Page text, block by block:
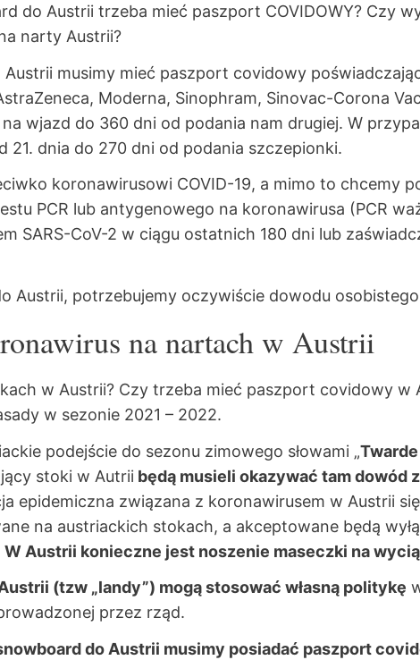
do Austrii trzeba mieć paszport COVIDOWY? Czy
narty Austrii?
musimy mieć paszport covidowy
Moderna, Sinophram, Sinovac-Corona
wjazd do 360 dni od podania nam drugiej. W
dnia do 270 dni od podania szczepionki.
koronawirusowi COVID-19, a mimo to chcemy
PCR lub antygenowego na koronawirusa (PCR
SARS-CoV-2 w ciągu ostatnich 180 dni lub
Austrii, potrzebujemy oczywiście dowodu
na nartach w Austrii
w Austrii? Czy trzeba mieć paszport covidowy w
w sezonie 2021 – 2022.
podejście do sezonu zimowego słowami „
stoki w Autrii będą musieli okazywać tam dowód
epidemiczna związana z koronawirusem w Austrii
na austriackich stokach, a akceptowane będą
W Austrii konieczne jest noszenie maseczki na
(tzw „landy”) mogą stosować własną politykę
przez rząd.
do Austrii musimy posiadać paszport